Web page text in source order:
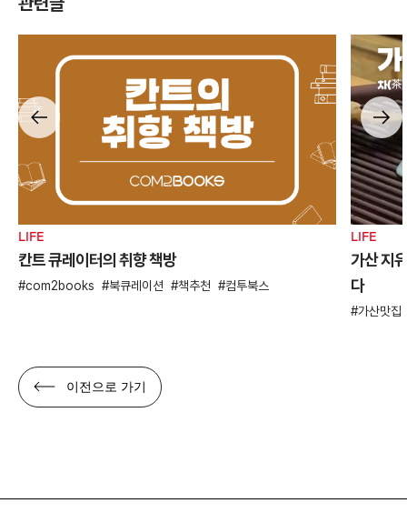
LIFE
칸트 큐레이터의 취향 책방
com2books 북큐레이션 책추천 컴투북스
LIFE
가산 지
다
가산맛집
이전으로 가기